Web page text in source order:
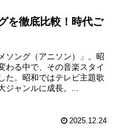
を徹底比較！時代ご
ソング（アニソン）」。昭
わる中で、その音楽スタイ
た。昭和ではテレビ主題歌
ジャンルに成長。...
2025.12.24